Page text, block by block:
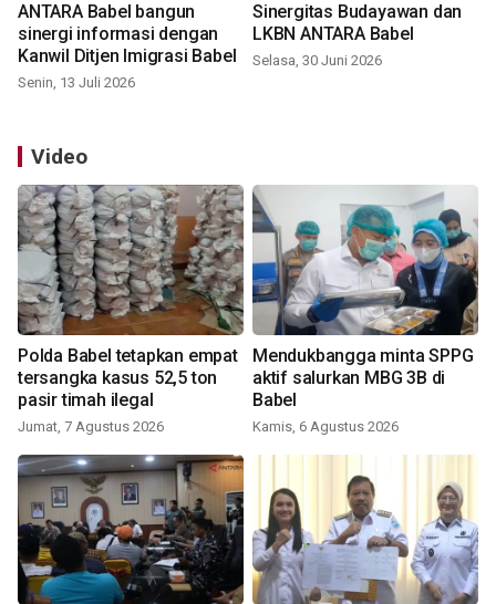
ANTARA Babel bangun
sinergi informasi dengan
Kanwil Ditjen Imigrasi Babel
Senin, 13 Juli 2026
Sinergitas Budayawan dan
LKBN ANTARA Babel
Selasa, 30 Juni 2026
Video
Polda Babel tetapkan empat
tersangka kasus 52,5 ton
pasir timah ilegal
Jumat, 7 Agustus 2026
Mendukbangga minta SPPG
aktif salurkan MBG 3B di
Babel
Kamis, 6 Agustus 2026